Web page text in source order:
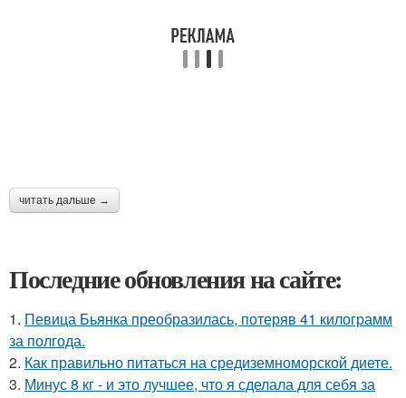
читать дальше →
Последние обновления на сайте:
1. Певица Бьянка преобразилась, потеряв 41 килограмм
за полгода.
2. Как правильно питаться на средиземноморской диете.
3. Минус 8 кг - и это лучшее, что я сделала для себя за